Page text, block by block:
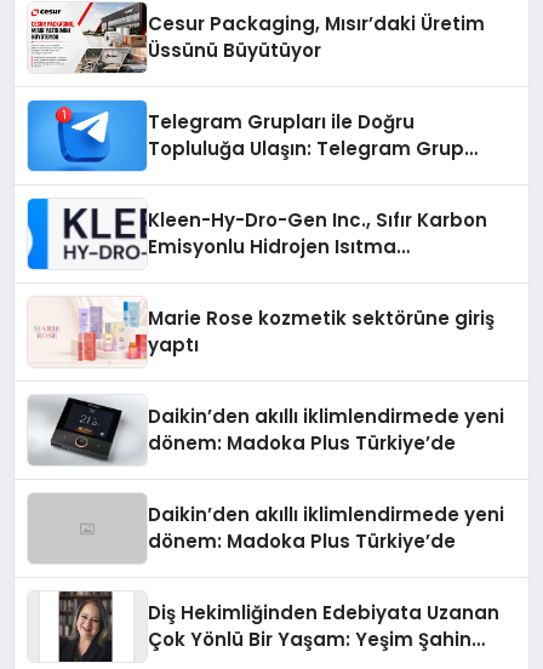
Cesur Packaging, Mısır’daki Üretim
Üssünü Büyütüyor
Telegram Grupları ile Doğru
Topluluğa Ulaşın: Telegram Grup
Kleen-Hy-Dro-Gen Inc., Sıfır Karbon
Emisyonlu Hidrojen Isıtma
Marie Rose kozmetik sektörüne giriş
yaptı
Daikin’den akıllı iklimlendirmede yeni
dönem: Madoka Plus Türkiye’de
Daikin’den akıllı iklimlendirmede yeni
dönem: Madoka Plus Türkiye’de
Diş Hekimliğinden Edebiyata Uzanan
Çok Yönlü Bir Yaşam: Yeşim Şahin